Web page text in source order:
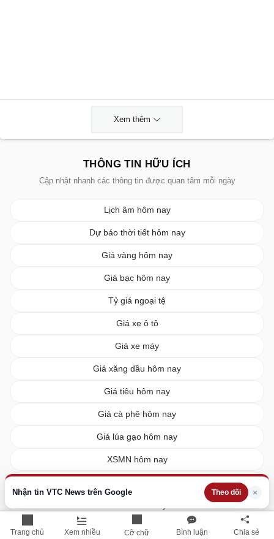
Trang chủ Xem nhiều Cỡ chữ Bình luận Chia sẻ
Nhận tin VTC News trên Google Theo dõi ×
Xem thêm
THÔNG TIN HỮU ÍCH
Cập nhật nhanh các thông tin được quan tâm mỗi ngày
Lịch âm hôm nay
Dự báo thời tiết hôm nay
Giá vàng hôm nay
Giá bạc hôm nay
Tỷ giá ngoại tệ
Giá xe ô tô
Giá xe máy
Giá xăng dầu hôm nay
Giá tiêu hôm nay
Giá cà phê hôm nay
Giá lúa gạo hôm nay
XSMN hôm nay
Vietlott hôm nay